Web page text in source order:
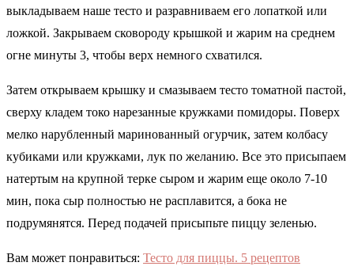
выкладываем наше тесто и разравниваем его лопаткой или
ложкой. Закрываем сковороду крышкой и жарим на среднем
огне минуты 3, чтобы верх немного схватился.
Затем открываем крышку и смазываем тесто томатной пастой,
сверху кладем токо нарезанные кружками помидоры. Поверх
мелко нарубленный маринованный огурчик, затем колбасу
кубиками или кружками, лук по желанию. Все это присыпаем
натертым на крупной терке сыром и жарим еще около 7-10
мин, пока сыр полностью не расплавится, а бока не
подрумянятся. Перед подачей присыпьте пиццу зеленью.
Вам может понравиться: Тесто для пиццы. 5 рецептов